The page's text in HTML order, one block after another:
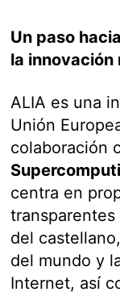
Un paso
la innovación
ALIA es una
Unión
colaboración
centra en
del
del mundo y
Internet, así